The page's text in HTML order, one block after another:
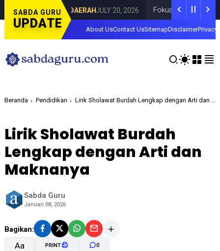
SABDA GURU
UPDATE
DAERAHJULY 20, 2026 Fokus pada Tantangan Akun
About UsContact UsSitemapDisclaimerPrivacy
Beranda Pendidikan Lirik Sholawat Burdah Lengkap dengan Arti dan Maknanya
Lirik Sholawat Burdah
Lengkap dengan Arti dan
Maknanya
Sabda Guru
Januari 08, 2026
Bagikan:
Aa PRINT 0